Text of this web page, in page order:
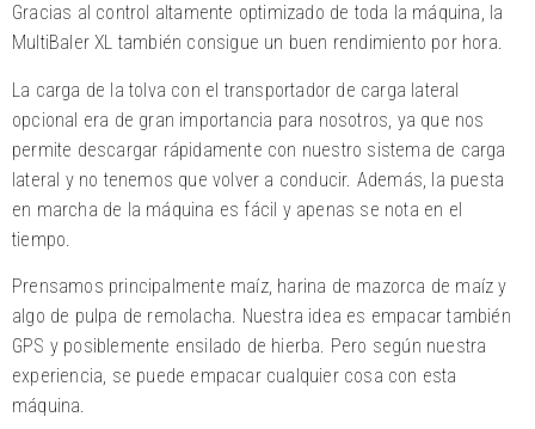
Gracias al control altamente optimizado de toda la máquina, la
MultiBaler XL también consigue un buen rendimiento por hora.
La carga de la tolva con el transportador de carga lateral
opcional era de gran importancia para nosotros, ya que nos
permite descargar rápidamente con nuestro sistema de carga
lateral y no tenemos que volver a conducir. Además, la puesta
en marcha de la máquina es fácil y apenas se nota en el
tiempo.
Prensamos principalmente maíz, harina de mazorca de maíz y
algo de pulpa de remolacha. Nuestra idea es empacar también
GPS y posiblemente ensilado de hierba. Pero según nuestra
experiencia, se puede empacar cualquier cosa con esta
máquina.